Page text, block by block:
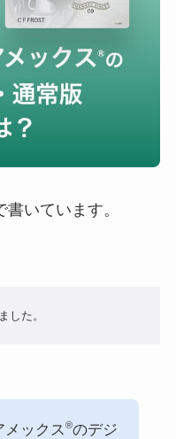
いています。
した。
ックス ®のデジ